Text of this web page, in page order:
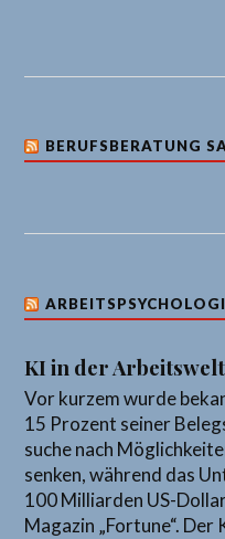
BERUFSBERATUNG
KI in der Arbeitswelt
Vor kurzem wurde
15 Prozent seiner
suche nach
senken, während das
100 Milliarden US-
Magazin „Fortune“. Der